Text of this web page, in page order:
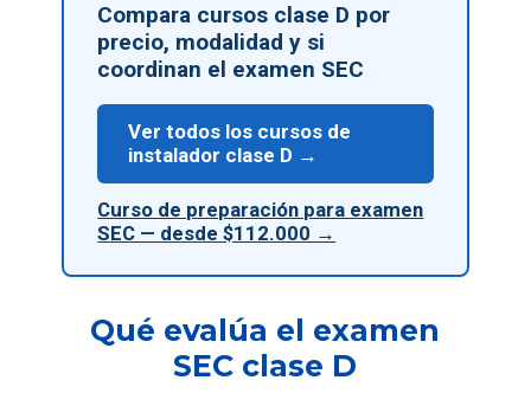
Compara cursos clase D por
precio, modalidad y si
coordinan el examen SEC
Ver todos los cursos de
instalador clase D →
Curso de preparación para examen
SEC — desde $112.000 →
Qué evalúa el examen
SEC clase D